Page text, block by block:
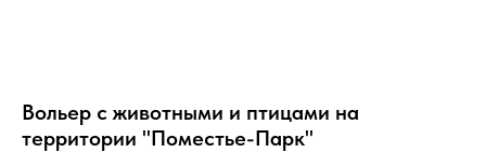
Вольер с животными и птицами на
территории "Поместье-Парк"